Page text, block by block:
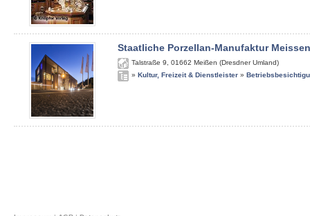
Staatliche Porzellan-Manufaktur Meissen
Talstraße 9 01662 Meißen (Dresdner Umland)
» Kultur, Freizeit & Dienstleister »